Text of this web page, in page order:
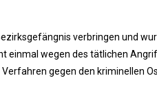
verbringen und
einmal wegen des tätlichen
gegen den kriminellen